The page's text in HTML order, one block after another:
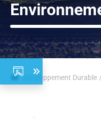
Développement Durable